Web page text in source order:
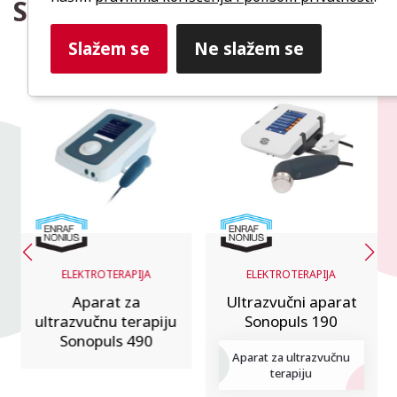
Slični proizvodi
ELEKTROTERAPIJA
Aparat za
ultrazvučnu terapiju
Sonopuls 490
ELEKTROTERAPIJA
Ultrazvučni aparat
Sonopuls 190
Aparat za ultrazvučnu
terapiju
Slažem se Ne slažem se